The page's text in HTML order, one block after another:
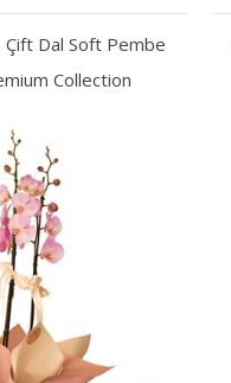
Çift Dal Soft Pembe
Collection